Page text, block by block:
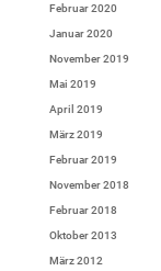
Februar 2020
Januar 2020
November 2019
Mai 2019
April 2019
März 2019
Februar 2019
November 2018
Februar 2018
Oktober 2013
März 2012